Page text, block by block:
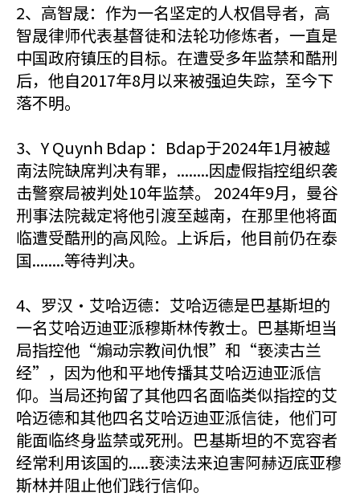
2、高智晟：作为一名坚定的人权倡导者，高
智晟律师代表基督徒和法轮功修炼者，一直是
中国政府镇压的目标。在遭受多年监禁和酷刑
后，他自2017年8月以来被强迫失踪，至今下
落不明。
3、Y Quynh Bdap ：Bdap于2024年1月被越
南法院缺席判决有罪，........因虚假指控组织袭
击警察局被判处10年监禁。 2024年9月，曼谷
刑事法院裁定将他引渡至越南，在那里他将面
临遭受酷刑的高风险。上诉后，他目前仍在泰
国........等待判决。
4、罗汉·艾哈迈德：艾哈迈德是巴基斯坦的
一名艾哈迈迪亚派穆斯林传教士。巴基斯坦当
局指控他“煽动宗教间仇恨”和“亵渎古兰
经”，因为他和平地传播其艾哈迈迪亚派信
仰。当局还拘留了其他四名面临类似指控的艾
哈迈德和其他四名艾哈迈迪亚派信徒，他们可
能面临终身监禁或死刑。巴基斯坦的不宽容者
经常利用该国的.....亵渎法来迫害阿赫迈底亚穆
斯林并阻止他们践行信仰。